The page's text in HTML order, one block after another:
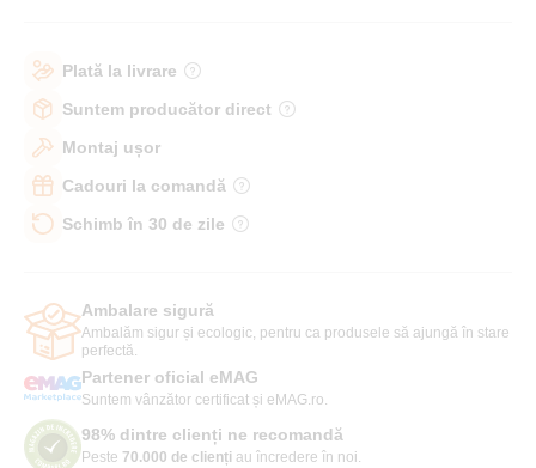
Plată la livrare
Suntem producător direct
Montaj ușor
Cadouri la comandă
Schimb în 30 de zile
Ambalare sigură
Ambalăm sigur și ecologic, pentru ca produsele să ajungă în stare
perfectă.
Partener oficial eMAG
Suntem vânzător certificat și eMAG.ro.
98% dintre clienți ne recomandă
Peste 70.000 de clienți au încredere în noi.